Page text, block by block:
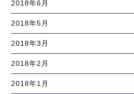
2018年6月
2018年5月
2018年3月
2018年2月
2018年1月